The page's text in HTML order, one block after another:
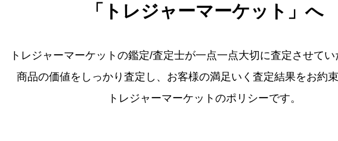
「トレジャーマーケット」へ
トレジャーマーケットの鑑定/査定士が一点一点大切に査定させて
商品の価値をしっかり査定し、お客様の満足いく査定結果をお約
トレジャーマーケットのポリシーです。